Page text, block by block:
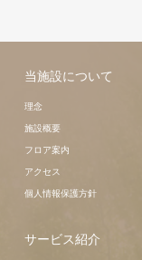
当施設について
理念
施設概要
フロア案内
アクセス
個人情報保護方針
サービス紹介